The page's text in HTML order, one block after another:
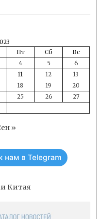
Пт Сб
Вс
4 5
6
11 12
13
18 19
20
25 26
27
»
нам в Telegram